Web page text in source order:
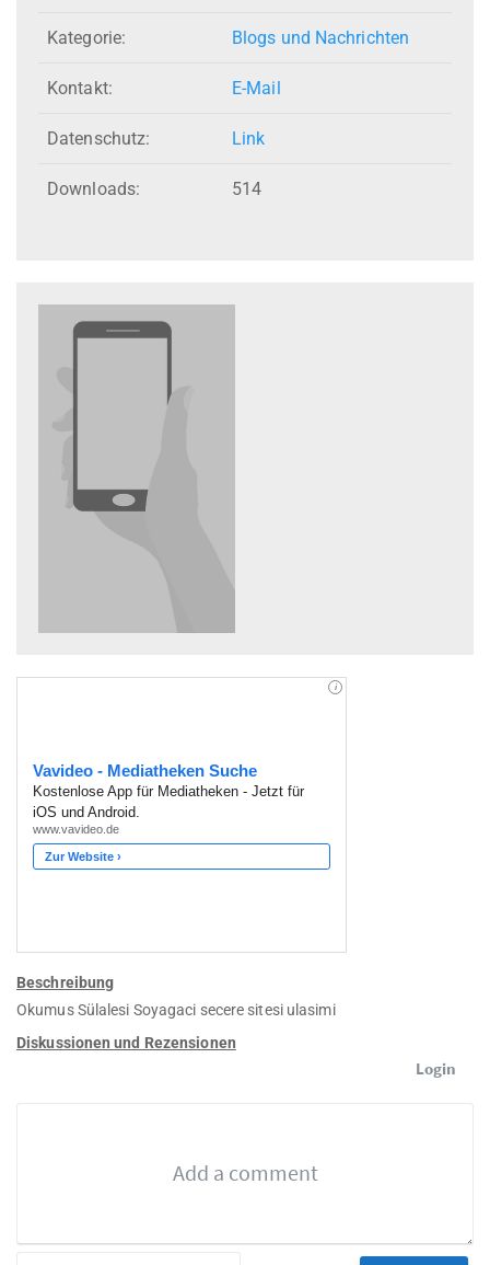
Kategorie: Blogs und Nachrichten
Kontakt: E-Mail
Datenschutz: Link
Downloads: 514
Beschreibung
Okumus Sülalesi Soyagaci secere sitesi ulasimi
Diskussionen und Rezensionen
Login